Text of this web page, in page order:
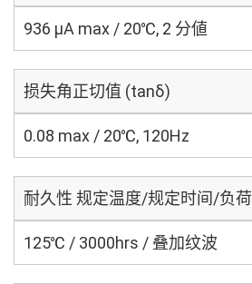
936 μA max / 20℃, 2 分値
损失角正切值 (tanδ)
0.08 max / 20℃, 120Hz
耐久性 规定温度/规定时间/负荷
125℃ / 3000hrs / 叠加纹波